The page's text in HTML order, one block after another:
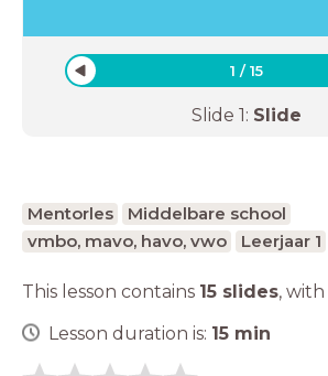
1 /15
Slide 1: Slide
Mentorles
Middelbare school
vmbo, mavo, havo, vwo
Leerjaar 1
This lesson contains 15 slides, with
Lesson duration is: 15 min